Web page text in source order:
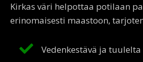
Kirkas väri helpottaa potilaan
erinomaisesti maastoon,
Vedenkestävä ja tuulelta